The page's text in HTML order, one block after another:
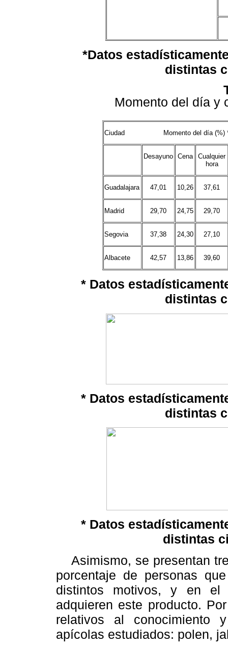
*Datos
distintas
Momento del día y
Ciudad Momento del
Desayuno Cena
Cualquier
hora
Guadalajara 47,01 10,26 37,61
Madrid 29,70 24,75 29,70
Segovia 37,38 24,30 27,10
Albacete 42,57 13,86 39,60
* Datos
distintas
* Datos
distintas
* Datos
distintas
Asimismo, se presentan
porcentaje de personas
distintos motivos, y en el
adquieren este producto.
relativos al conocimiento
apícolas estudiados: polen,